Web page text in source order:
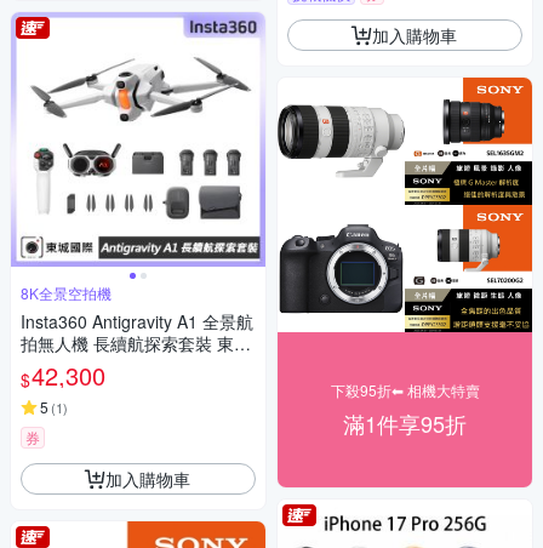
8K全景空拍機
Insta360 Antigravity A1 全景航
拍無人機 長續航探索套裝 東城
代理公司貨
$42,300
5 (1)
券
加入購物車
加入購物車
下殺95折⬅︎ 相機大特賣
滿1件享95折